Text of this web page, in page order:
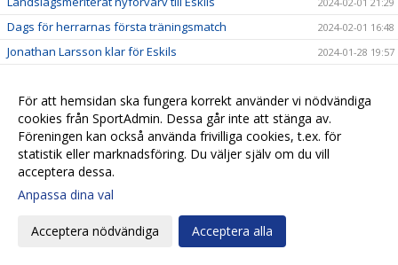
Dags för herrarnas första träningsmatch 2024-02-01 16:48
Jonathan Larsson klar för Eskils 2024-01-28 19:57
Gustav fortsätter som fysio 2024-01-10 16:58
Eskilslagen genrepar mot BoIS och Husqvarna 2024-01-09 23:32
Mittbackstalangen kvar i moderklubben 2024-01-09 15:43
”Dragge” skrev nytt kontrakt
Anders Schönberg kvar som assisterande i Herr
Eskilsseger och nu väntar Illyrien
För att hemsidan ska fungera korrekt använder vi nödvändiga
cookies från SportAdmin. Dessa går inte att stänga av.
Föreningen kan också använda frivilliga cookies, t.ex. för
statistik eller marknadsföring. Du väljer själv om du vill
acceptera dessa.
Anpassa dina val
Acceptera nödvändiga Acceptera alla